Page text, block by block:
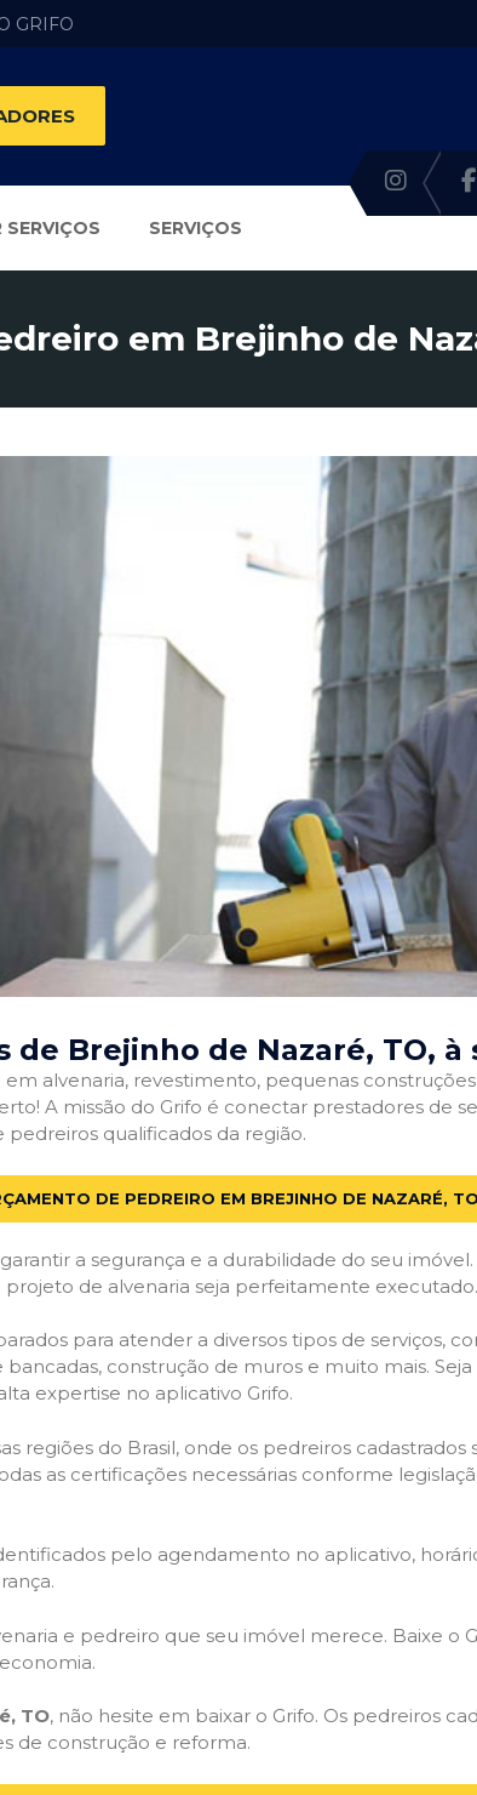
GRIFO
SERVIÇOS SERVIÇOS
em Brejinho de
de Brejinho de Nazaré, TO, à
em alvenaria, revestimento, pequenas
A missão do Grifo é conectar prestadores de
qualificados da região.
DE PEDREIRO EM BREJINHO DE NAZARÉ, TO
a segurança e a durabilidade do seu
projeto de alvenaria seja perfeitamente executado.
para atender a diversos tipos de serviços,
construção de muros e muito mais.
expertise no aplicativo Grifo.
regiões do Brasil, onde os pedreiros
as certificações necessárias conforme
pelo agendamento no aplicativo,
e pedreiro que seu imóvel merece. Baixe o
TO, não hesite em baixar o Grifo. Os pedreiros
de construção e reforma.